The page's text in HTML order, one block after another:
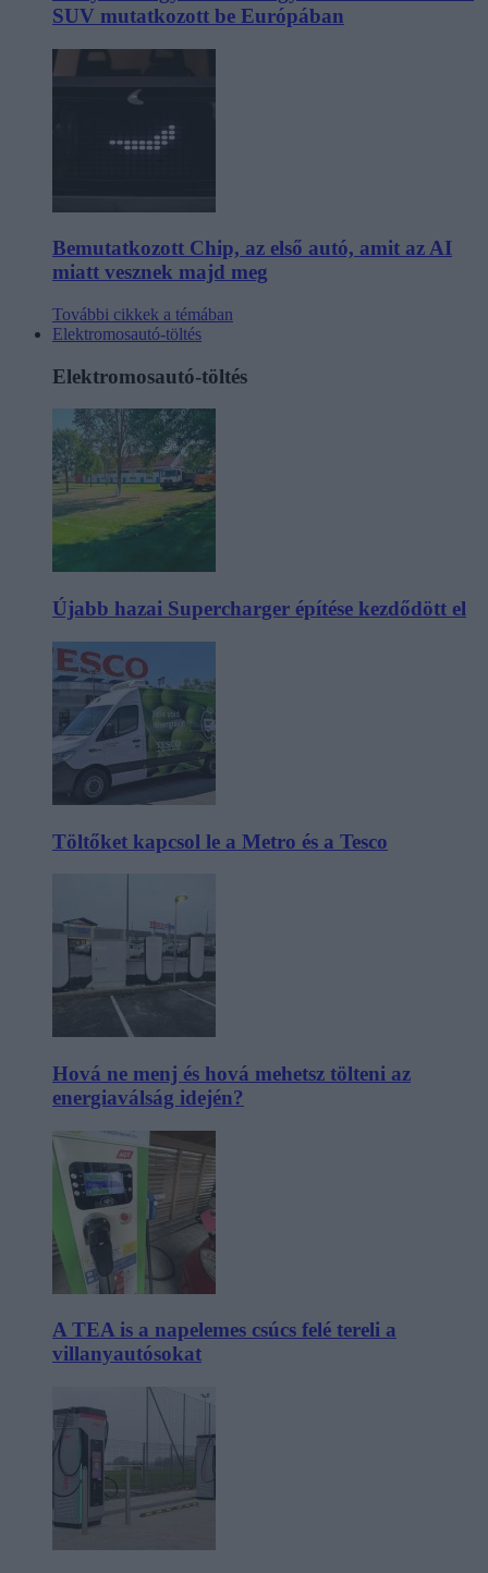
SUV mutatkozott be Európában
Bemutatkozott Chip, az első autó, amit az AI
miatt vesznek majd meg
További cikkek a témában
Elektromosautó-töltés
Elektromosautó-töltés
Újabb hazai Supercharger építése kezdődött el
Töltőket kapcsol le a Metro és a Tesco
Hová ne menj és hová mehetsz tölteni az
energiaválság idején?
A TEA is a napelemes csúcs felé tereli a
villanyautósokat